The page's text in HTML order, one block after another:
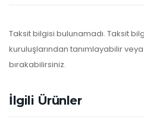
Taksit bilgisi bulunamadı. Taksit
kuruluşlarından tanımlayabilir
bırakabilirsiniz.
İlgili Ürünler